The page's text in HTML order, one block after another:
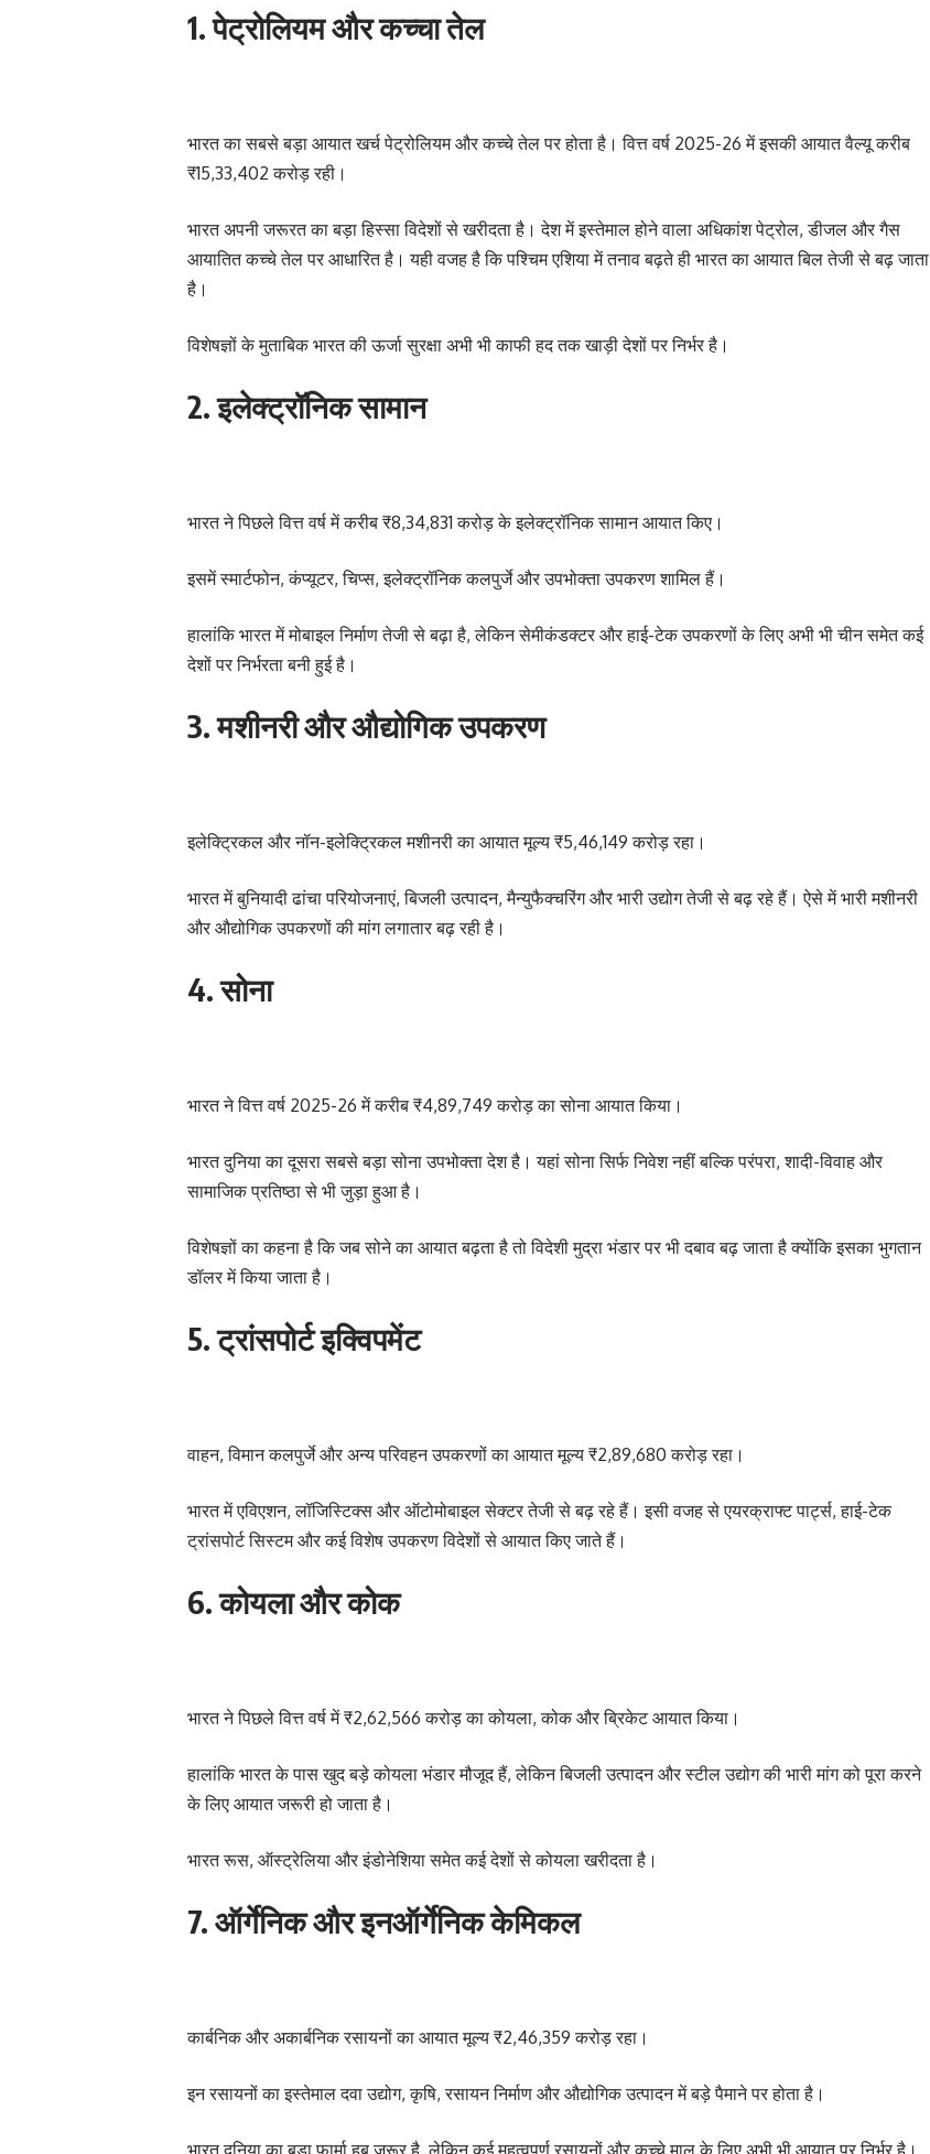
1. पेट्रोलियम और कच्चा तेल
भारत का सबसे बड़ा आयात खर्च पेट्रोलियम और कच्चे तेल पर होता है। वित्त वर्ष 2025-26 में इसकी आयात वैल्यू करीब
₹15,33,402 करोड़ रही।
भारत अपनी जरूरत का बड़ा हिस्सा विदेशों से खरीदता है। देश में इस्तेमाल होने वाला अधिकांश पेट्रोल, डीजल और गैस
आयातित कच्चे तेल पर आधारित है। यही वजह है कि पश्चिम एशिया में तनाव बढ़ते ही भारत का आयात बिल तेजी से बढ़ जाता
है।
विशेषज्ञों के मुताबिक भारत की ऊर्जा सुरक्षा अभी भी काफी हद तक खाड़ी देशों पर निर्भर है।
2. इलेक्ट्रॉनिक सामान
भारत ने पिछले वित्त वर्ष में करीब ₹8,34,831 करोड़ के इलेक्ट्रॉनिक सामान आयात किए।
इसमें स्मार्टफोन, कंप्यूटर, चिप्स, इलेक्ट्रॉनिक कलपुर्जे और उपभोक्ता उपकरण शामिल हैं।
हालांकि भारत में मोबाइल निर्माण तेजी से बढ़ा है, लेकिन सेमीकंडक्टर और हाई-टेक उपकरणों के लिए अभी भी चीन समेत कई
देशों पर निर्भरता बनी हुई है।
3. मशीनरी और औद्योगिक उपकरण
इलेक्ट्रिकल और नॉन-इलेक्ट्रिकल मशीनरी का आयात मूल्य ₹5,46,149 करोड़ रहा।
भारत में बुनियादी ढांचा परियोजनाएं, बिजली उत्पादन, मैन्युफैक्चरिंग और भारी उद्योग तेजी से बढ़ रहे हैं। ऐसे में भारी मशीनरी
और औद्योगिक उपकरणों की मांग लगातार बढ़ रही है।
4. सोना
भारत ने वित्त वर्ष 2025-26 में करीब ₹4,89,749 करोड़ का सोना आयात किया।
भारत दुनिया का दूसरा सबसे बड़ा सोना उपभोक्ता देश है। यहां सोना सिर्फ निवेश नहीं बल्कि परंपरा, शादी-विवाह और
सामाजिक प्रतिष्ठा से भी जुड़ा हुआ है।
विशेषज्ञों का कहना है कि जब सोने का आयात बढ़ता है तो विदेशी मुद्रा भंडार पर भी दबाव बढ़ जाता है क्योंकि इसका भुगतान
डॉलर में किया जाता है।
5. ट्रांसपोर्ट इक्विपमेंट
वाहन, विमान कलपुर्जे और अन्य परिवहन उपकरणों का आयात मूल्य ₹2,89,680 करोड़ रहा।
भारत में एविएशन, लॉजिस्टिक्स और ऑटोमोबाइल सेक्टर तेजी से बढ़ रहे हैं। इसी वजह से एयरक्राफ्ट पार्ट्स, हाई-टेक
ट्रांसपोर्ट सिस्टम और कई विशेष उपकरण विदेशों से आयात किए जाते हैं।
6. कोयला और कोक
भारत ने पिछले वित्त वर्ष में ₹2,62,566 करोड़ का कोयला, कोक और ब्रिकेट आयात किया।
हालांकि भारत के पास खुद बड़े कोयला भंडार मौजूद हैं, लेकिन बिजली उत्पादन और स्टील उद्योग की भारी मांग को पूरा करने
के लिए आयात जरूरी हो जाता है।
भारत रूस, ऑस्ट्रेलिया और इंडोनेशिया समेत कई देशों से कोयला खरीदता है।
7. ऑर्गेनिक और इनऑर्गेनिक केमिकल
कार्बनिक और अकार्बनिक रसायनों का आयात मूल्य ₹2,46,359 करोड़ रहा।
इन रसायनों का इस्तेमाल दवा उद्योग, कृषि, रसायन निर्माण और औद्योगिक उत्पादन में बड़े पैमाने पर होता है।
भारत दुनिया का बड़ा फार्मा हब जरूर है, लेकिन कई महत्वपूर्ण रसायनों और कच्चे माल के लिए अभी भी आयात पर निर्भर है।